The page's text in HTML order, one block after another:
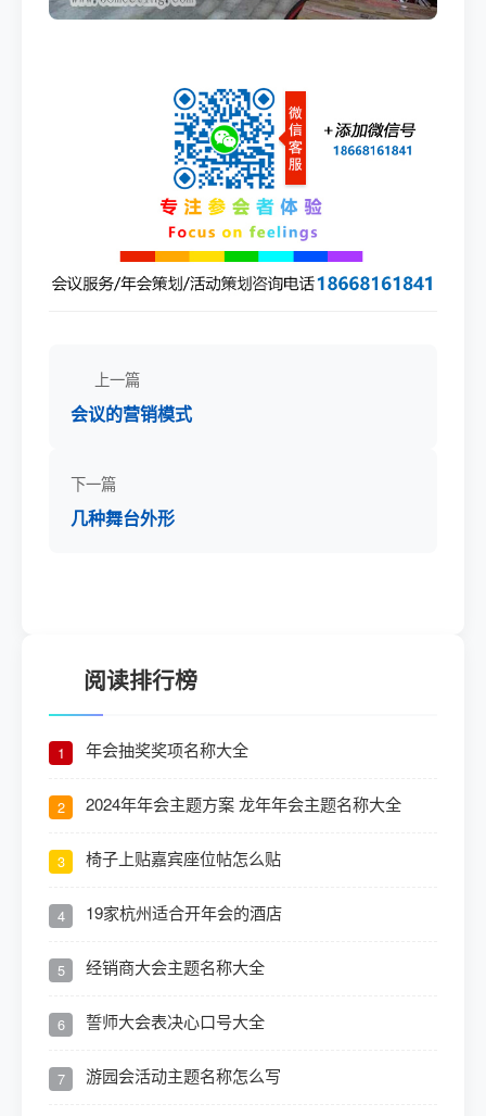
上一篇
会议的营销模式
下一篇
几种舞台外形
阅读排行榜
1 年会抽奖奖项名称大全
2 2024年年会主题方案 龙年年会主题名称大全
3 椅子上贴嘉宾座位帖怎么贴
4 19家杭州适合开年会的酒店
5 经销商大会主题名称大全
6 誓师大会表决心口号大全
7 游园会活动主题名称怎么写